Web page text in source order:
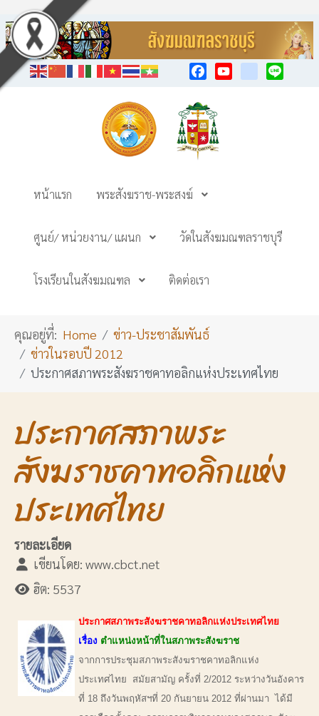
หน้าแรก พระสังฆราช-พระสงฆ์
ศูนย์/ หน่วยงาน/ แผนก วัดในสังฆมณฑลราชบุรี
โรงเรียนในสังฆมณฑล ติดต่อเรา
คุณอยู่ที่: Home
ข่าว-ประชาสัมพันธ์
ข่าวในรอบปี 2012
ประกาศสภาพระสังฆราชคาทอลิกแห่งประเทศไทย
ประกาศสภาพระ
สังฆราชคาทอลิกแห่ง
ประเทศไทย
รายละเอียด
เขียนโดย: www.cbct.net
ฮิต: 5537
ประกาศสภาพระสังฆราชคาทอลิกแห่งประเทศไทย
เรื่อง ตำแหน่งหน้าที่ในสภาพระสังฆราช
จากการประชุมสภาพระสังฆราชคาทอลิกแห่ง
ประเทศไทย สมัยสามัญ ครั้งที่ 2/2012 ระหว่างวันอังคาร
ที่ 18 ถึงวันพฤหัสฯที่ 20 กันยายน 2012 ที่ผ่านมา ได้มี